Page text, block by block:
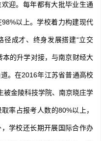
迎。每年都有大批毕业生通
以上。学校着力构建现代
成才、终身发展搭建“立交
本的升学对接，与南京财经大
。在2016年江苏省普通高校
被金陵科技学院、南京晓庄学
率占报考人数的80%以上，
学校还长期开展国际合作办